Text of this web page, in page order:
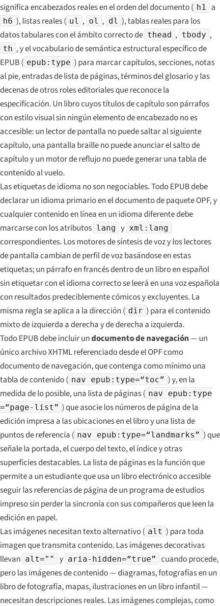
significa encabezados reales en el orden del documento ( h1 a
h6 ), listas reales ( ul , ol , dl
), tablas reales para los
datos tabulares con el ámbito correcto de thead , tbody ,
th , y el vocabulario de semántica estructural específico de
EPUB ( epub:type ) para marcar capítulos, secciones, notas
al pie, entradas de lista de páginas, términos del glosario y las
decenas de otros roles editoriales que reconoce la
especificación. Un libro cuyos títulos de capítulo son párrafos
con estilo visual sin ningún elemento de encabezado no es
accesible: un lector de pantalla no puede saltar al siguiente
capítulo, una pantalla braille no puede anunciar el salto de
capítulo y un motor de reflujo no puede generar una tabla de
contenido al vuelo.
Las etiquetas de idioma no son negociables. Todo EPUB debe
declarar un idioma primario en el documento de paquete OPF, y
cualquier contenido en línea en un idioma diferente debe
marcarse con los atributos lang y xml:lang
correspondientes. Los motores de síntesis de voz y los lectores
de pantalla cambian de perfil de voz basándose en estas
etiquetas; un párrafo en francés dentro de un libro en español
sin etiquetar con el idioma correcto se leerá en una voz española
con resultados predeciblemente cómicos y excluyentes. La
misma regla se aplica a la dirección ( dir ) para el contenido
mixto de izquierda a derecha y de derecha a izquierda.
Todo EPUB debe incluir undocumento de navegación— un
único archivo XHTML referenciado desde el OPF como
documento de navegación, que contenga como mínimo una
tabla de contenido ( nav epub:type=“toc” ) y, en la
medida de lo posible, una lista de páginas ( nav epub:type
=“page-list” ) que asocie los números de página de la
edición impresa a las ubicaciones en el libro y una lista de
puntos de referencia ( nav epub:type=“landmarks” ) que
señale la portada, el cuerpo del texto, el índice y otras
superficies destacables. La lista de páginas es la función que
permite a un estudiante que usa un libro electrónico accesible
seguir las referencias de página de un programa de estudios
impreso sin perder la sincronía con sus compañeros que leen la
edición en papel.
Las imágenes necesitan texto alternativo ( alt ) para toda
imagen que transmita contenido. Las imágenes decorativas
llevan alt="" y aria-hidden=“true”
cuando procede,
pero las imágenes de contenido — diagramas, fotografías en un
libro de fotografía, mapas, ilustraciones en un libro infantil —
necesitan descripciones reales. Las imágenes complejas, como